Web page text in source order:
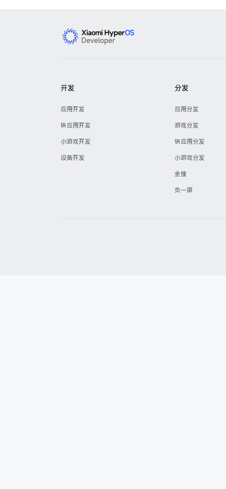
开发
应用开发
快应用开发
小游戏开发
设备开发
分发
应用分发
游戏分发
快应用分发
小游戏分发
全搜
负一屏